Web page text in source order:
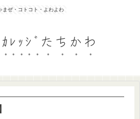
まぜ・コトコト・よわよわ
ﾚｯｼﾞたちかわ